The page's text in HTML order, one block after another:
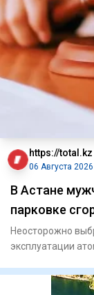
https://total.kz
06 Августа
В Астане
парковке
Неосторожно
эксплуатации